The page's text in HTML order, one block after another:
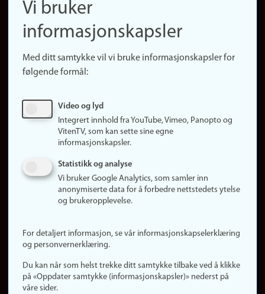
(no)
Finn forsker
Presse
Finn studier
Ledige stillinger
Om nettstedet
Informasjonskapsler
Personvern
Logg inn
Vi bruker
informasjonskapsler
Med ditt samtykke vil vi bruke informasjonskapsler for
følgende formål:
Video og lyd
Integrert innhold fra YouTube, Vimeo, Panopto og
VitenTV, som kan sette sine egne
informasjonskapsler.
Statistikk og analyse
Vi bruker Google Analytics, som samler inn
anonymiserte data for å forbedre nettstedets ytelse
og brukeropplevelse.
For detaljert informasjon, se vår informasjonskapselerklæring
og personvernerklæring.
Du kan når som helst trekke ditt samtykke tilbake ved å klikke
på «Oppdater samtykke (informasjonskapsler)» nederst på
våre sider.